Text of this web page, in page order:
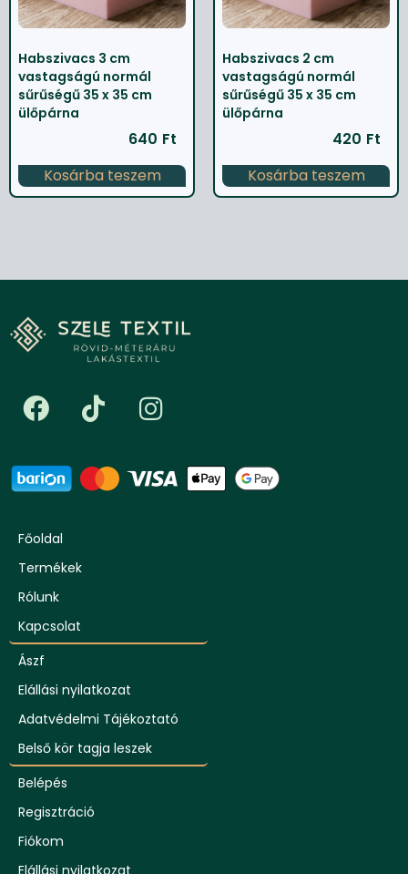
Habszivacs 3 cm
vastagságú normál
sűrűségű 35 x 35 cm
ülőpárna
640 Ft
Kosárba teszem
Habszivacs 2 cm
vastagságú normál
sűrűségű 35 x 35 cm
ülőpárna
420 Ft
Kosárba teszem
Főoldal
Termékek
Rólunk
Kapcsolat
Ászf
Elállási nyilatkozat
Adatvédelmi Tájékoztató
Belső kör tagja leszek
Belépés
Regisztráció
Fiókom
Elállási nyilatkozat